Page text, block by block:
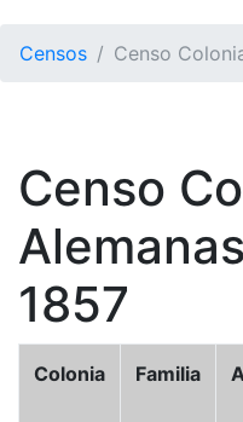
Censos Censo
Censo
1857
Colonia Familia